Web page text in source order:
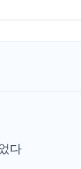
토마토
보훈부,
가온전
정점식,
다